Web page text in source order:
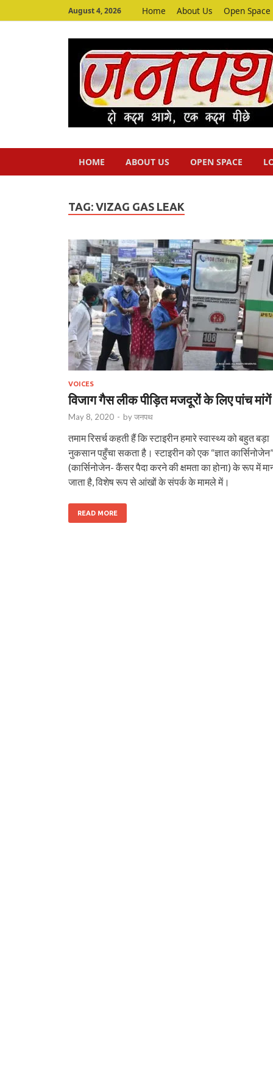
August 4, 2026 Home About Us Open Space
HOME ABOUT US OPEN SPACE
TAG: VIZAG GAS LEAK
VOICES
विजाग गैस लीक पीड़ित मजदूरों के लिए पांच मांगें
May 8, 2020 - byजनपथ
तमाम रिसर्च कहती हैं कि स्टाइरीन हमारे स्वास्थ्य को बहुत बड़ा
नुकसान पहुँचा सकता है। स्टाइरीन को एक “ज्ञात कार्सिनोजेन”
(कार्सिनोजेन- कैंसर पैदा करने की क्षमता का होना) के रूप में
जाता है, विशेष रूप से आंखों के संपर्क के मामले में।
READ MORE